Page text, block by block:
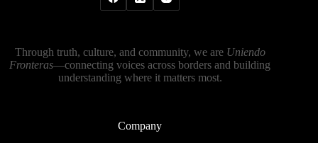
Through truth, culture, and community, we are Uniendo
Fronteras—connecting voices across borders and building
understanding where it matters most.
Company